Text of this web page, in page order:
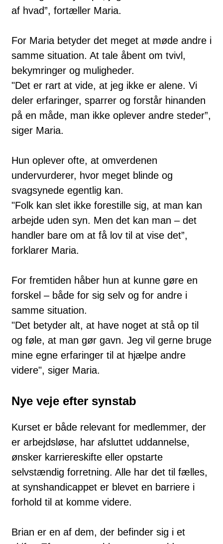
af hvad”, fortæller Maria.
For Maria betyder det meget at møde andre i
samme situation. At tale åbent om tvivl,
bekymringer og muligheder.
"Det er rart at vide, at jeg ikke er alene. Vi
deler erfaringer, sparrer og forstår hinanden
på en måde, man ikke oplever andre steder”,
siger Maria.
Hun oplever ofte, at omverdenen
undervurderer, hvor meget blinde og
svagsynede egentlig kan.
"Folk kan slet ikke forestille sig, at man kan
arbejde uden syn. Men det kan man – det
handler bare om at få lov til at vise det”,
forklarer Maria.
For fremtiden håber hun at kunne gøre en
forskel – både for sig selv og for andre i
samme situation.
"Det betyder alt, at have noget at stå op til
og føle, at man gør gavn. Jeg vil gerne bruge
mine egne erfaringer til at hjælpe andre
videre", siger Maria.
Nye veje efter synstab
Kurset er både relevant for medlemmer, der
er arbejdsløse, har afsluttet uddannelse,
ønsker karriereskifte eller opstarte
selvstændig forretning. Alle har det til fælles,
at synshandicappet er blevet en barriere i
forhold til at komme videre.
Brian er en af dem, der befinder sig i et